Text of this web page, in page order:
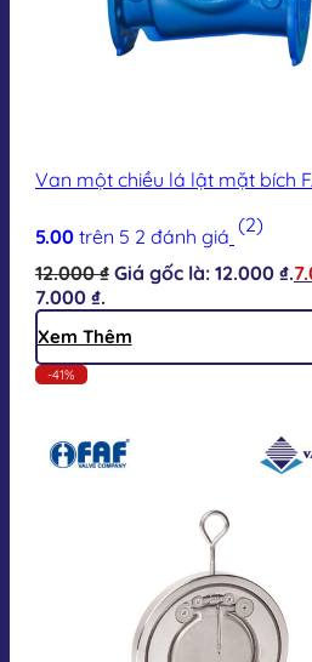
Van một chiều lá lật mặt bích
5.00 trên 5 2 đánh giá (2)
12.000₫ Giá gốc là: 12.000 ₫.
7.000 ₫.
Xem Thêm
-41%